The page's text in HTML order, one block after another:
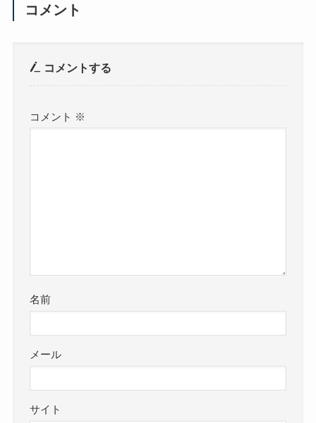
コメント
コメントする
コメント ※
名前
メール
サイト